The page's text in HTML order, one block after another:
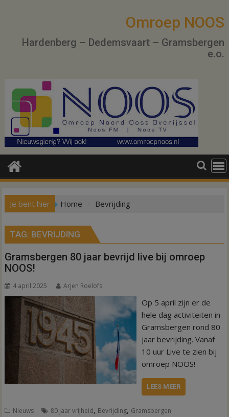
Omroep NOOS
Hardenberg – Dedemsvaart – Gramsbergen
e.o.
Je bent hier Home Bevrijding
TAG: BEVRIJDING
Gramsbergen 80 jaar bevrijd live bij omroep
NOOS!
4 april 2025 Arjen Roelofs
Op 5 april zijn er de
hele dag activiteiten in
Gramsbergen rond 80
jaar bevrijding. Vanaf
10 uur Live te zien bij
omroep NOOS!
LEES MEER
Nieuws 80 jaar vrijheid, Bevrijding, Gramsbergen